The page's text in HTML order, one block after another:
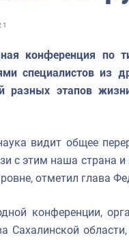
конференция по
специалистов из
разных этапов
видит общее
с этим наша страна
отметил глава
конференции,
Сахалинской